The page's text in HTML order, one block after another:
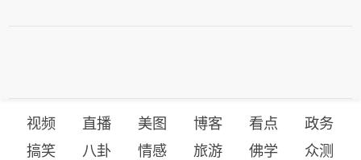
视频 直播 美图 博客 看点
政务
搞笑
八卦 情感 旅游 佛学 众测